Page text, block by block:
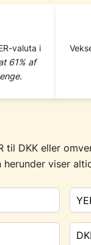
valuta i
61% af
til DKK eller
viser